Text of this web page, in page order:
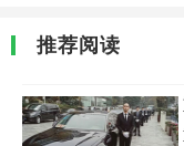
推荐阅读